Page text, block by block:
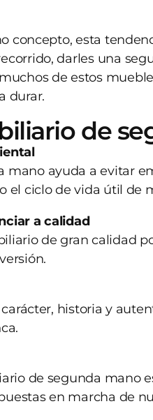
concepto, esta
darles una
de estos
durar.
de
ayuda a evitar
el ciclo de vida útil de
a calidad
de gran calidad
historia y
de segunda mano
en marcha de